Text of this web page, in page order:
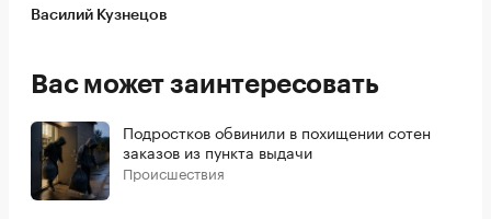
Василий Кузнецов
Вас может заинтересовать
Подростков обвинили в похищении сотен
заказов из пункта выдачи
Происшествия